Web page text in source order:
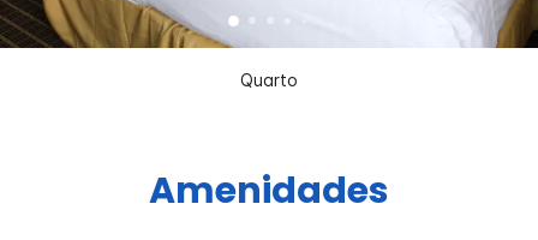
Quarto
Amenidades